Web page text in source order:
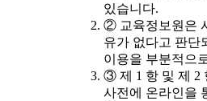
있습니다.
② 교육정보원은
유가 없다고 판단
이용을 부분적으
③ 제 1 항 및 제 2
사전에 온라인을